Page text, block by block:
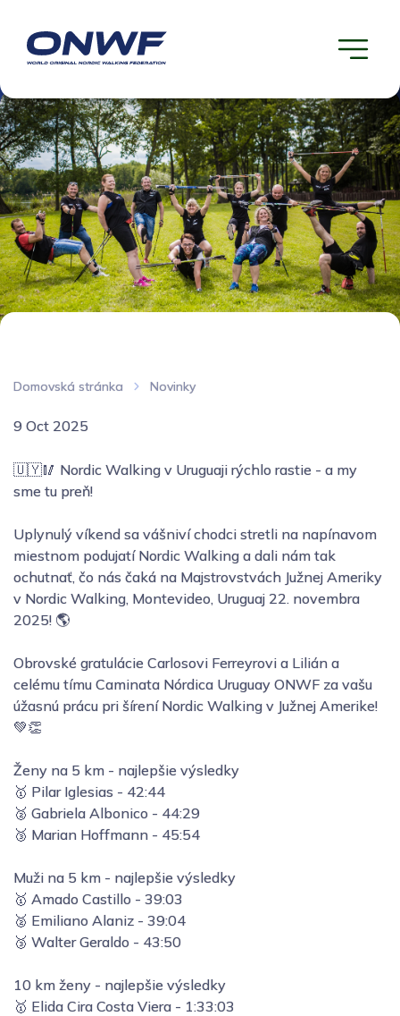
Domovská stránka Novinky
9 Oct 2025
🇺🇾🥢 Nordic Walking v Uruguaji rýchlo rastie - a my
sme tu preň!
Uplynulý víkend sa vášniví chodci stretli na napínavom
miestnom podujatí Nordic Walking a dali nám tak
ochutnať, čo nás čaká na Majstrovstvách Južnej Ameriky
v Nordic Walking, Montevideo, Uruguaj 22. novembra
2025! 🌎
Obrovské gratulácie Carlosovi Ferreyrovi a Lilián a
celému tímu Caminata Nórdica Uruguay ONWF za vašu
úžasnú prácu pri šírení Nordic Walking v Južnej Amerike!
💚👏
Ženy na 5 km - najlepšie výsledky
🥇 Pilar Iglesias - 42:44
🥈 Gabriela Albonico - 44:29
🥉 Marian Hoffmann - 45:54
Muži na 5 km - najlepšie výsledky
🥇 Amado Castillo - 39:03
🥈 Emiliano Alaniz - 39:04
🥉 Walter Geraldo - 43:50
10 km ženy - najlepšie výsledky
🥇 Elida Cira Costa Viera - 1:33:03